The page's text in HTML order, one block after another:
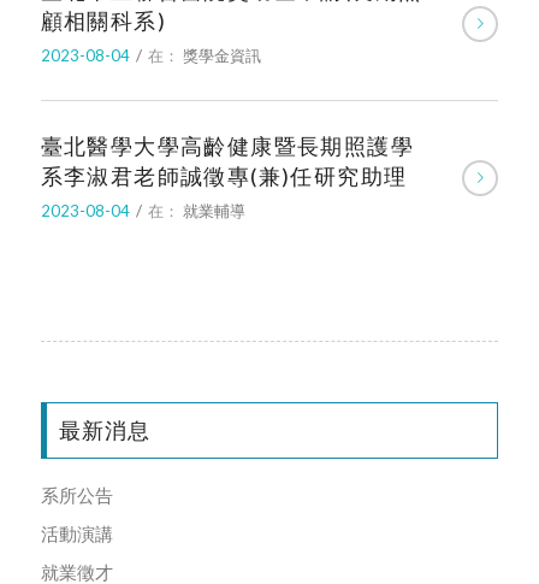
顧相關科系)
2023-08-04 / 在： 獎學金資訊
臺北醫學大學高齡健康暨長期照護學
系李淑君老師誠徵專(兼)任研究助理
2023-08-04 / 在： 就業輔導
最新消息
系所公告
活動演講
就業徵才